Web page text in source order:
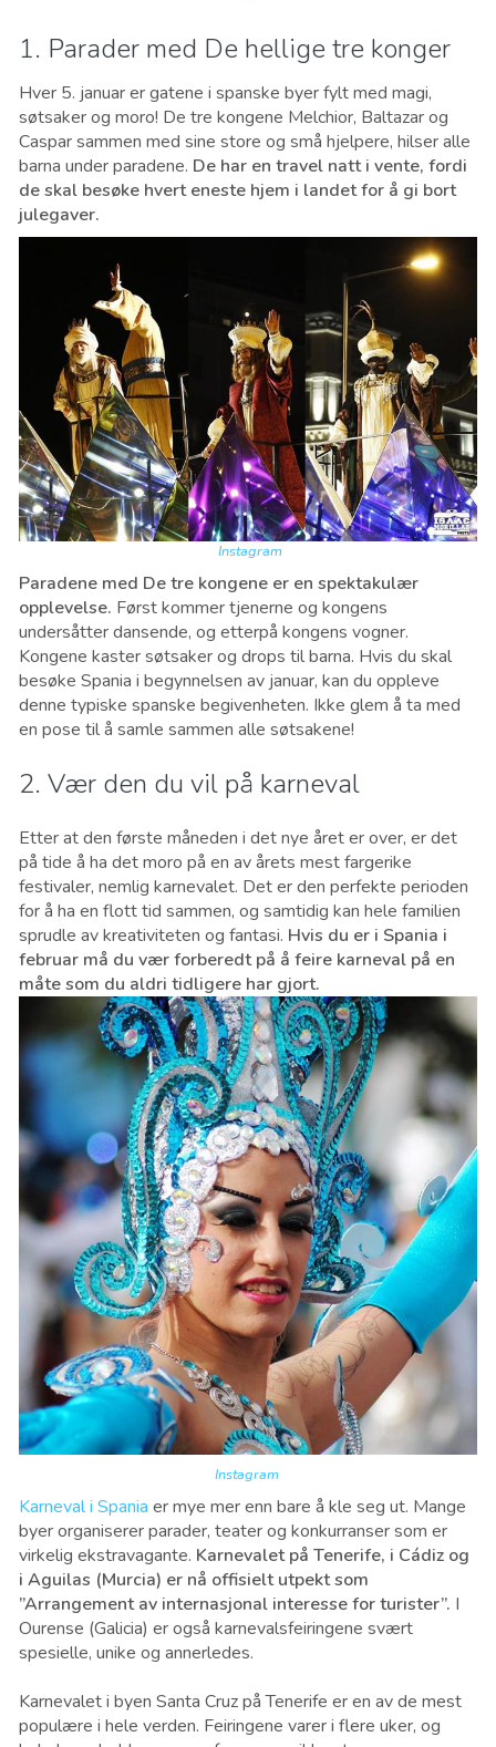
1. Parader med De hellige tre konger
Hver 5. januar er gatene i spanske byer fylt med magi,
søtsaker og moro! De tre kongene Melchior, Baltazar og
Caspar sammen med sine store og små hjelpere, hilser alle
barna under paradene. De har en travel natt i vente, fordi
de skal besøke hvert eneste hjem i landet for å gi bort
julegaver.
Instagram
Paradene med De tre kongene er en spektakulær
opplevelse. Først kommer tjenerne og kongens
undersåtter dansende, og etterpå kongens vogner.
Kongene kaster søtsaker og drops til barna. Hvis du skal
besøke Spania i begynnelsen av januar, kan du oppleve
denne typiske spanske begivenheten. Ikke glem å ta med
en pose til å samle sammen alle søtsakene!
2. Vær den du vil på karneval
Etter at den første måneden i det nye året er over, er det
på tide å ha det moro på en av årets mest fargerike
festivaler, nemlig karnevalet. Det er den perfekte perioden
for å ha en flott tid sammen, og samtidig kan hele familien
sprudle av kreativiteten og fantasi. Hvis du er i Spania i
februar må du vær forberedt på å feire karneval på en
måte som du aldri tidligere har gjort.
Instagram
Karneval i Spania er mye mer enn bare å kle seg ut. Mange
byer organiserer parader, teater og konkurranser som er
virkelig ekstravagante. Karnevalet på Tenerife, i Cádiz og
i Aguilas (Murcia) er nå offisielt utpekt som
”Arrangement av internasjonal interesse for turister”. I
Ourense (Galicia) er også karnevalsfeiringene svært
spesielle, unike og annerledes.
Karnevalet i byen Santa Cruz på Tenerife er en av de mest
populære i hele verden. Feiringene varer i flere uker, og